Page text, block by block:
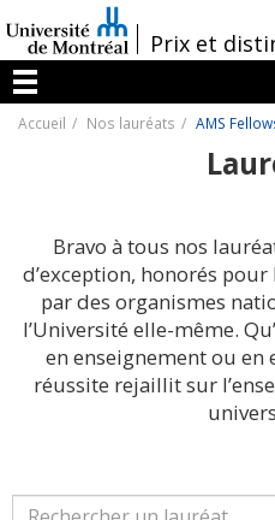
au
contenu
/Prix et
Menu
Accueil Nos lauréats AMS
Bravo à tous nos
d’exception, honorés
par des organismes
l’Université elle-même.
en enseignement ou en
réussite rejaillit sur